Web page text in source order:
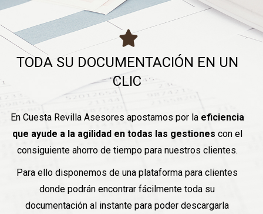
TODA SU DOCUMENTACIÓN EN UN
CLIC
En Cuesta Revilla Asesores apostamos por la eficiencia
que ayude a la agilidad en todas las gestiones con el
consiguiente ahorro de tiempo para nuestros clientes.
Para ello disponemos de una plataforma para clientes
donde podrán encontrar fácilmente toda su
documentación al instante para poder descargarla